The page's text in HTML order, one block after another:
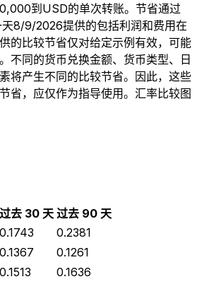
到USD的单次转账。节省通过
8/9/2026提供的包括利润和费用在
的比较节省仅对给定示例有效，可能
不同的货币兑换金额、货币类型、日
将产生不同的比较节省。因此，这些
省，应仅作为指导使用。汇率比较图
过去 30 天 过去 90 天
0.1743
0.2381
0.1367
0.1261
0.1513
0.1636